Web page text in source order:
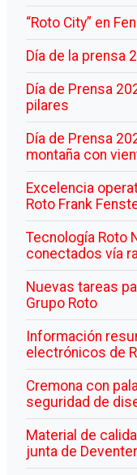
“Roto City” en
Día de la prensa
Día de Prensa
pilares
Día de Prensa
montaña con
Excelencia
Roto Frank
Tecnología Roto
conectados vía
Nuevas tareas
Grupo Roto
Información
electrónicos de
Cremona con
seguridad de
Material de
junta de Deventer